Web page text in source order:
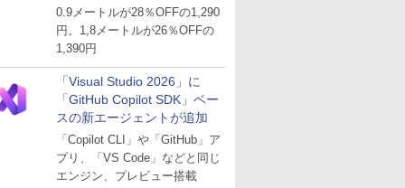
らし応援サマーSale】
0.9メートルが28％OFFの1,290
円。1,8メートルが26％OFFの
1,390円
「Visual Studio 2026」に
「GitHub Copilot SDK」ベー
スの新エージェントが追加
「Copilot CLI」や「GitHub」ア
プリ、「VS Code」などと同じ
エンジン、プレビュー搭載